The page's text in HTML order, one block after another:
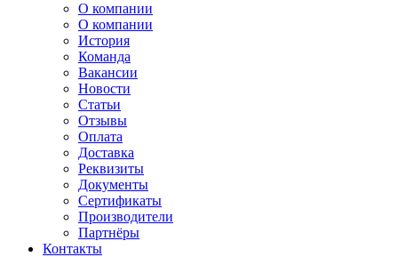
О компании
О компании
История
Команда
Вакансии
Новости
Статьи
Отзывы
Оплата
Доставка
Реквизиты
Документы
Сертификаты
Производители
Партнёры
Контакты